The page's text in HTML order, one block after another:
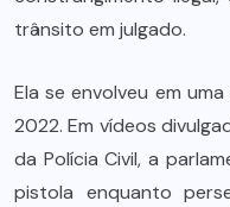
trânsito em julgado.
Ela se envolveu em
2022. Em vídeos
da Polícia Civil, a
pistola enquanto